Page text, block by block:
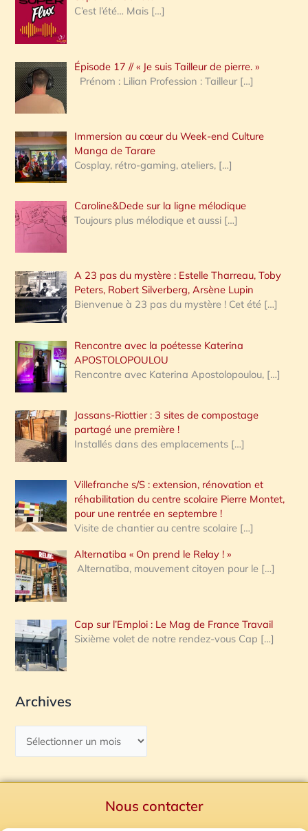
e
r
c
h
e
:
C’est l’été… Mais […]
Épisode 17 // « Je suis Tailleur de pierre. »
Prénom : Lilian Profession : Tailleur […]
Immersion au cœur du Week-end Culture
Manga de Tarare
Cosplay, rétro-gaming, ateliers, […]
Caroline&Dede sur la ligne mélodique
Toujours plus mélodique et aussi […]
A 23 pas du mystère : Estelle Tharreau, Toby
Peters, Robert Silverberg, Arsène Lupin
Bienvenue à 23 pas du mystère ! Cet été […]
Rencontre avec la poétesse Katerina
APOSTOLOPOULOU
Rencontre avec Katerina Apostolopoulou, […]
Jassans-Riottier : 3 sites de compostage
partagé une première !
Installés dans des emplacements […]
Villefranche s/S : extension, rénovation et
réhabilitation du centre scolaire Pierre Montet,
pour une rentrée en septembre !
Visite de chantier au centre scolaire […]
Alternatiba « On prend le Relay ! »
Alternatiba, mouvement citoyen pour le […]
Cap sur l’Emploi : Le Mag de France Travail
Sixième volet de notre rendez-vous Cap […]
Archives
Nous contacter